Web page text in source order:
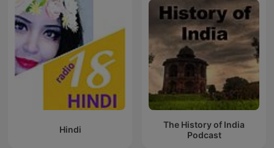
Hindi
The History of India
Podcast